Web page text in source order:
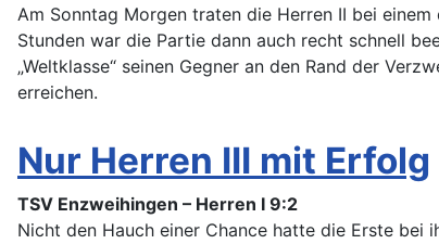
Am Sonntag Morgen traten die Herren II bei
Stunden war die Partie dann auch recht schnell
„Weltklasse“ seinen Gegner an den Rand der
erreichen.
Nur Herren III mit Erfolg
TSV Enzweihingen – Herren I 9:2
Nicht den Hauch einer Chance hatte die Erste bei